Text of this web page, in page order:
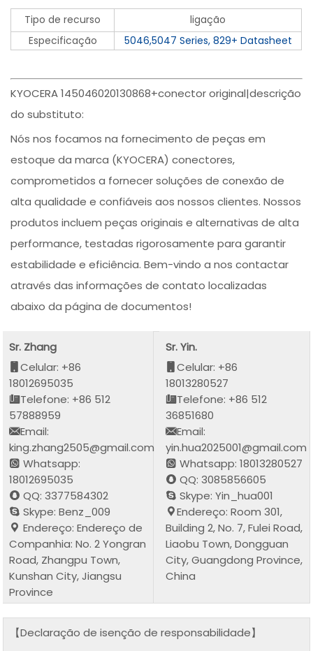
Tipo de recurso
ligação
Especificação
5046,5047 Series, 829+ Datasheet
KYOCERA 145046020130868+conector original|descrição
do substituto:
Nós nos focamos na fornecimento de peças em
estoque da marca (KYOCERA) conectores,
comprometidos a fornecer soluções de conexão de
alta qualidade e confiáveis aos nossos clientes. Nossos
produtos incluem peças originais e alternativas de alta
performance, testadas rigorosamente para garantir
estabilidade e eficiência. Bem-vindo a nos contactar
através das informações de contato localizadas
abaixo da página de documentos!
Sr. Zhang
Celular: +86
18012695035
Telefone: +86 512
57888959
Email:
king.zhang2505@gmail.com
Whatsapp:
18012695035
QQ: 3377584302
Skype: Benz_009
Endereço: Endereço de
Companhia: No. 2 Yongran
Road, Zhangpu Town,
Kunshan City, Jiangsu
Province
Sr. Yin.
Celular: +86
18013280527
Telefone: +86 512
36851680
Email:
yin.hua2025001@gmail.com
Whatsapp: 18013280527
QQ: 3085856605
Skype: Yin_hua001
Endereço: Room 301,
Building 2, No. 7, Fulei Road,
Liaobu Town, Dongguan
City, Guangdong Province,
China
【Declaração de isenção de responsabilidade】